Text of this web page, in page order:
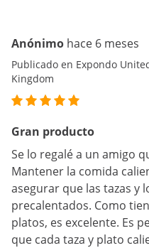
Anónimo hace 6 meses
Publicado en Expondo
Kingdom
Gran producto
Se lo regalé a un amigo
Mantener la comida
asegurar que las tazas y
precalentados. Como
platos, es excelente. Es
que cada taza y plato